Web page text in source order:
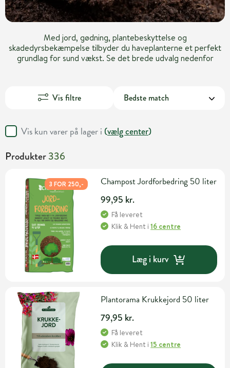
Med jord, gødning, plantebeskyttelse og
skadedyrsbekæmpelse tilbyder du haveplanterne et perfekt
grundlag for sund vækst. Se det brede udvalg nedenfor
Vis filtre
Vis kun varer på lager i (vælg center)
Produkter336
3 FOR 250,- Champost Jordforbedring 50 liter
99,95 kr.
Få leveret
Klik & Hent i16 centre
Læg i kurv
Plantorama Krukkejord 50 liter
79,95 kr.
Få leveret
Klik & Hent i15 centre